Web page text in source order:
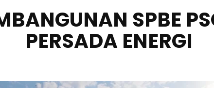
SPBE
PERSADA ENERGI